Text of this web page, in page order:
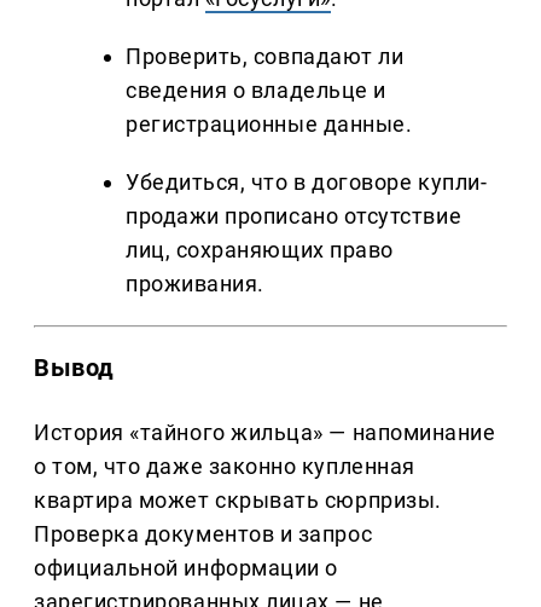
Проверить, совпадают ли
сведения о владельце и
регистрационные данные.
Убедиться, что в договоре купли-
продажи прописано отсутствие
лиц, сохраняющих право
проживания.
Вывод
История «тайного жильца» — напоминание
о том, что даже законно купленная
квартира может скрывать сюрпризы.
Проверка документов и запрос
официальной информации о
зарегистрированных лицах — не